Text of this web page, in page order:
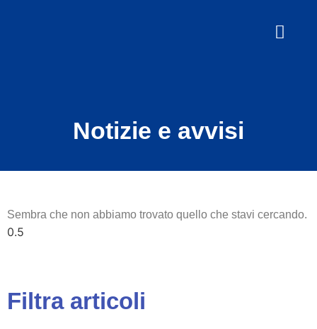
Notizie e avvisi
Sembra che non abbiamo trovato quello che stavi cercando.
Filtra articoli